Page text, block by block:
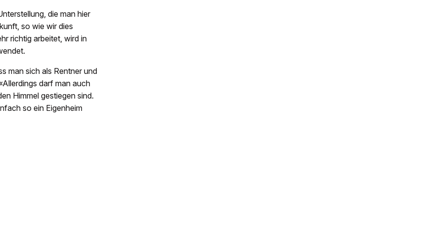
die man hier
so wie wir dies
richtig arbeitet, wird in
man sich als Rentner und
darf man auch
Himmel gestiegen sind.
so ein Eigenheim